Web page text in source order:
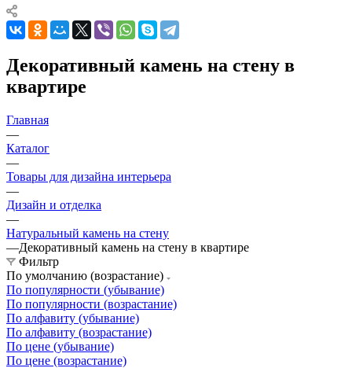
Декоративный камень на стену в
квартире
Главная
—
Каталог
—
Товары для дизайна интерьера
—
Дизайн и отделка
—
Натуральный камень на стену
—Декоративный камень на стену в квартире
Фильтр
По умолчанию (возрастание)
По популярности (убывание)
По популярности (возрастание)
По алфавиту (убывание)
По алфавиту (возрастание)
По цене (убывание)
По цене (возрастание)